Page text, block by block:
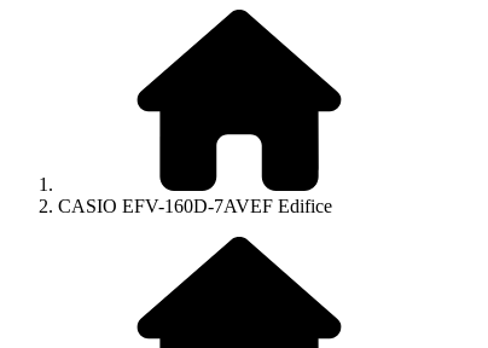
CASIO EFV-160D-7AVEF Edifice